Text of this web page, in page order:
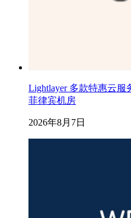
Lightlayer 多款特惠云服
菲律宾机房
2026年8月7日